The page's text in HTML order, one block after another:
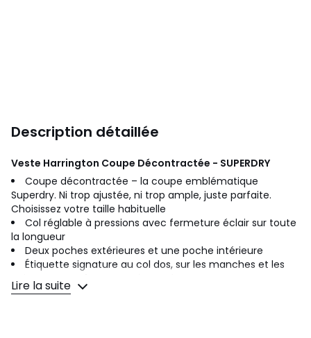
Description détaillée
Veste Harrington Coupe Décontractée - SUPERDRY
Coupe décontractée – la coupe emblématique
Superdry. Ni trop ajustée, ni trop ample, juste parfaite.
Choisissez votre taille habituelle
Col réglable à pressions avec fermeture éclair sur toute
la longueur
Deux poches extérieures et une poche intérieure
Étiquette signature au col dos, sur les manches et les
poignets avec fermeture à pression
Une veste classique alliant éléments utilitaires et
Lire la suite